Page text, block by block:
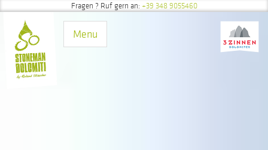
Direkt zum Inhalt
Fragen ? Ruf gern an: +39 348 9055460
Menu